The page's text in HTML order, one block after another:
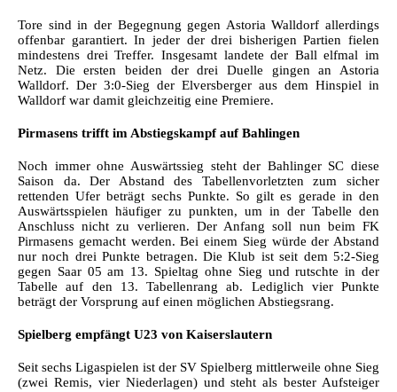
Tore sind in der Begegnung gegen Astoria Walldorf allerdings
offenbar garantiert. In jeder der drei bisherigen Partien fielen
mindestens drei Treffer. Insgesamt landete der Ball elfmal im
Netz. Die ersten beiden der drei Duelle gingen an Astoria
Walldorf. Der 3:0-Sieg der Elversberger aus dem Hinspiel in
Walldorf war damit gleichzeitig eine Premiere.
Pirmasens trifft im Abstiegskampf auf Bahlingen
Noch immer ohne Auswärtssieg steht der Bahlinger SC diese
Saison da. Der Abstand des Tabellenvorletzten zum sicher
rettenden Ufer beträgt sechs Punkte. So gilt es gerade in den
Auswärtsspielen häufiger zu punkten, um in der Tabelle den
Anschluss nicht zu verlieren. Der Anfang soll nun beim FK
Pirmasens gemacht werden. Bei einem Sieg würde der Abstand
nur noch drei Punkte betragen. Die Klub ist seit dem 5:2-Sieg
gegen Saar 05 am 13. Spieltag ohne Sieg und rutschte in der
Tabelle auf den 13. Tabellenrang ab. Lediglich vier Punkte
beträgt der Vorsprung auf einen möglichen Abstiegsrang.
Spielberg empfängt U23 von Kaiserslautern
Seit sechs Ligaspielen ist der SV Spielberg mittlerweile ohne Sieg
(zwei Remis, vier Niederlagen) und steht als bester Aufsteiger